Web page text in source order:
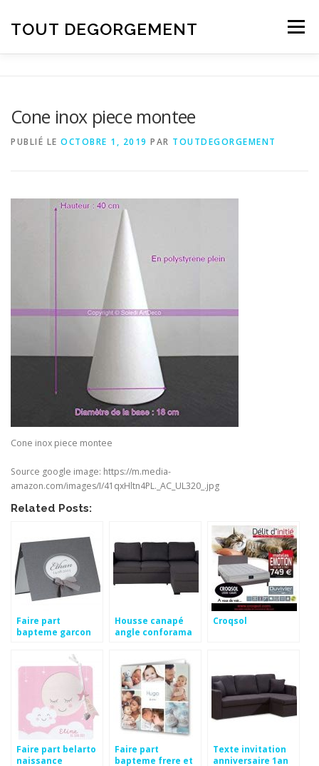
TOUT DEGORGEMENT Menu
Cone inox piece montee
PUBLIÉ LE OCTOBRE 1, 2019 PAR TOUTDEGORGEMENT
Cone inox piece montee
Source google image: https://m.media-
amazon.com/images/I/41qxHltn4PL._AC_UL320_.jpg
Related Posts:
Faire part
bapteme garcon
Housse canapé
angle conforama
Croqsol
Faire part belarto
naissance
Faire part
bapteme frere et
Texte invitation
anniversaire 1an